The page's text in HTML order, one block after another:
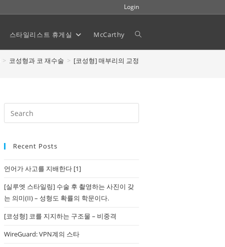
Login
스타일리스트 휴게실 McCarthy Toggle
website
> 코성형과 코 재수술 > [코성형] 매부리의 교정
Recent Posts
언어가 사고를 지배한다 [1]
[실루엣 스타일링] 수술 후 촬영하는 사진이 갖
는 의미(II) – 성형도 확률의 학문이다.
[코성형] 코를 지지하는 구조물 – 비중격
WireGuard: VPN계의 스타